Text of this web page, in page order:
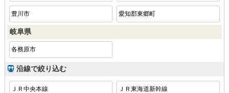
豊川市 愛知郡東郷町
岐阜県
各務原市
沿線で絞り込む
ＪＲ中央本線 ＪＲ東海道新幹線